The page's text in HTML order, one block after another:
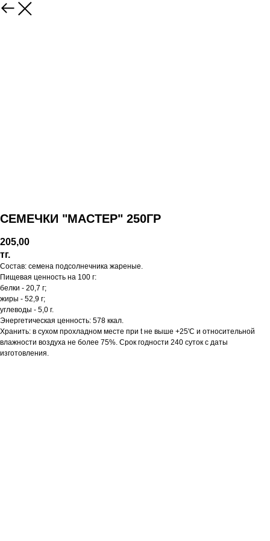
СЕМЕЧКИ "МАСТЕР" 250ГР
205,00
тг.
Состав: семена подсолнечника жареные.
Пищевая ценность на 100 г:
белки - 20,7 г;
жиры - 52,9 г;
углеводы - 5,0 г.
Энергетическая ценность: 578 ккал.
Хранить: в сухом прохладном месте при t не выше +25'C и относительной
влажности воздуха не более 75%. Срок годности 240 суток с даты
изготовления.